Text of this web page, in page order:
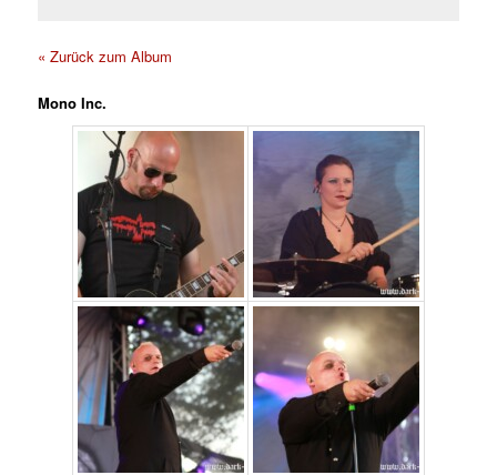
« Zurück zum Album
Mono Inc.